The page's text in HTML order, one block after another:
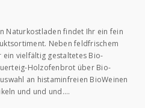
Naturkostladen findet Ihr ein fein
Neben feldfrischem
ein vielfältig gestaltetes Bio-
Holzofenbrot über Bio-
an histaminfreien BioWeinen
und und und….